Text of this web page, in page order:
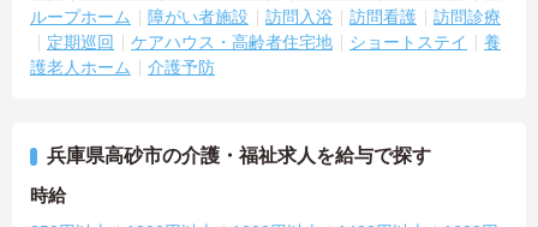
ループホーム
障がい者施設 訪問入浴 訪問看護
訪問診療
定期巡回
ケアハウス・高齢者住宅地 ショートステイ
養
護老人ホーム
介護予防
兵庫県高砂市の介護・福祉求人を給与で探す
時給